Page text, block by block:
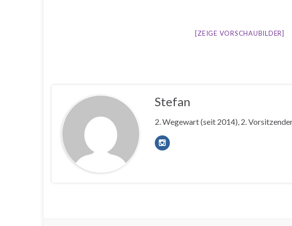
[ZEIGE VORSCHAUBILDER]
Stefan
2. Wegewart (seit 2014), 2.